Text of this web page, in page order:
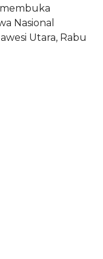
Nasional
Utara, Rabu